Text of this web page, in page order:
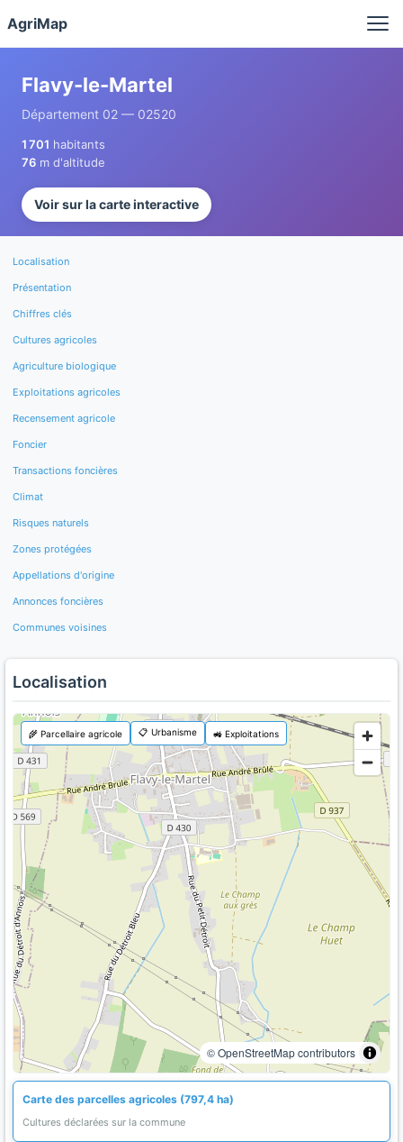
AgriMap
Flavy-le-Martel
Département 02 — 02520
1 701 habitants
76 m d'altitude
Voir sur la carte interactive
Localisation
Présentation
Chiffres clés
Cultures agricoles
Agriculture biologique
Exploitations agricoles
Recensement agricole
Foncier
Transactions foncières
Climat
Risques naturels
Zones protégées
Appellations d'origine
Annonces foncières
Communes voisines
Localisation
© OpenStreetMap contributors
🌾 Parcellaire agricole 📋 Urbanisme 🚜 Exploitations
Carte des parcelles agricoles (797,4 ha)
Cultures déclarées sur la commune